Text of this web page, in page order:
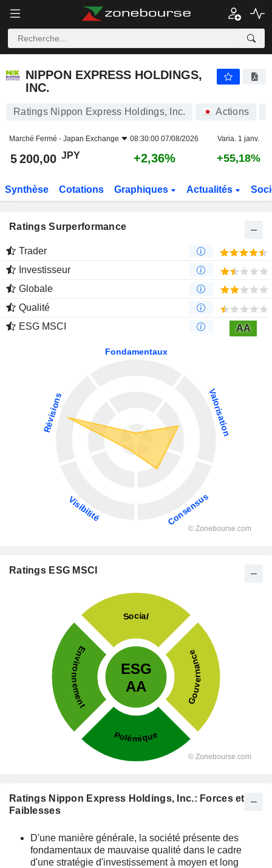
NIPPON EXPRESS HOLDINGS,
INC.
Ratings Nippon Express Holdings, Inc. Actions
Marché Fermé - Japan Exchange 08:30:00 07/08/2026 Varia. 1 janv.
5 200,00 JPY +2,36% +55,18%
Synthèse Cotations Graphiques Actualités
Ratings Surperformance
Trader
Investisseur
Globale
Qualité
ESG MSCI
AA
Ratings ESG MSCI
Ratings Nippon Express Holdings, Inc.: Forces et
Faiblesses
D'une manière générale, la société présente des
fondamentaux de mauvaise qualité dans le cadre
d'une stratégie d'investissement à moyen et long